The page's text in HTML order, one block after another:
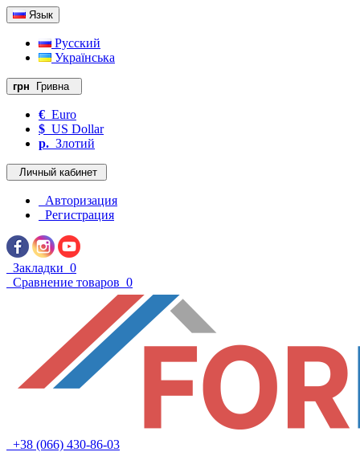
Язык
Русский
Українська
грн Гривна
€ Euro
$ US Dollar
р. Злотий
Личный кабинет
Авторизация
Регистрация
Закладки 0
Сравнение товаров 0
+38 (066) 430-86-03